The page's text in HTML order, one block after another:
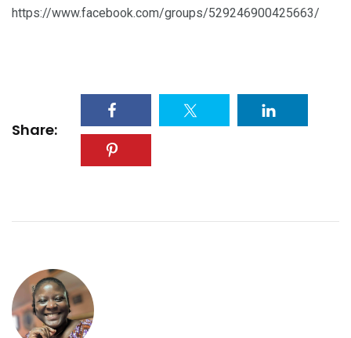
https://www.facebook.com/groups/529246900425663/
Share: